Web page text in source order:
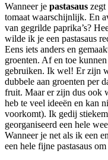
Wanneer je pastasaus zegt
tomaat waarschijnlijk. En
van gegrilde paprika’s?
wilde ik je een pastasaus
Eens iets anders en
groenten. Af en toe
gebruiken. Ik wel! Er zijn
dubbele aan groenten per
fruit. Maar er zijn dus ook
heb te veel ideeën en kan
voorkomt). Ik gedij
georganiseerd een hele
Wanneer je net als ik een
een hele fijne pastasaus